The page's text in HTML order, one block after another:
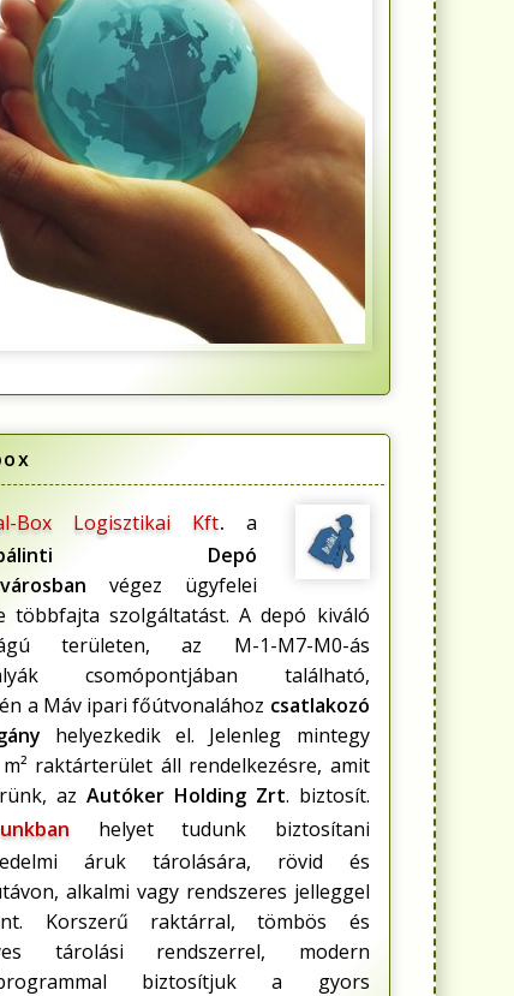
Box Logisztikai Kft. a
Depó
végez ügyfelei
többfajta szolgáltatást. A depó kiváló
területen, az M-1-M7-M0-ás
csomópontjában található,
a Máv ipari főútvonalához csatlakozó
helyezkedik el. Jelenleg mintegy
m² raktárterület áll rendelkezésre, amit
az Autóker Holding Zrt. biztosít.
helyet tudunk biztosítani
áruk tárolására, rövid és
alkalmi vagy rendszeres jelleggel
Korszerű raktárral, tömbös és
tárolási rendszerrel, modern
biztosítjuk a gyors